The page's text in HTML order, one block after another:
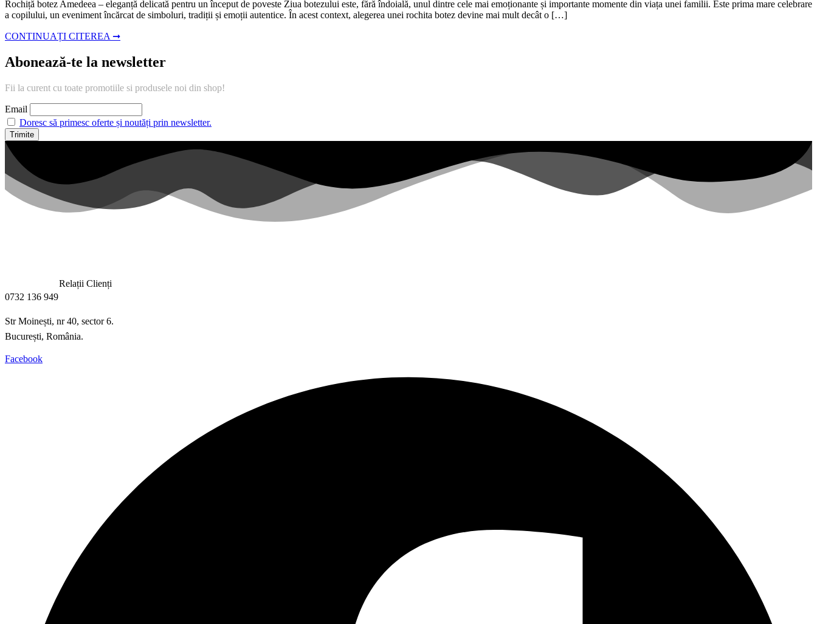
Rochiță botez Amedeea – eleganță delicată pentru un început de poveste Ziua botezului este, fără îndoială, unul dintre cele mai emoționante și importante momente din viața unei familii. Este prima mare celebrare
a copilului, un eveniment încărcat de simboluri, tradiții și emoții autentice. În acest context, alegerea unei rochita botez devine mai mult decât o […]
CONTINUAȚI CITEREA ➞
Abonează-te la newsletter
Fii la curent cu toate promotiile si produsele noi din shop!
Email
Doresc să primesc oferte și noutăți prin newsletter.
Relații Clienți
0732 136 949
Str Moinești, nr 40, sector 6.
București, România.
Facebook